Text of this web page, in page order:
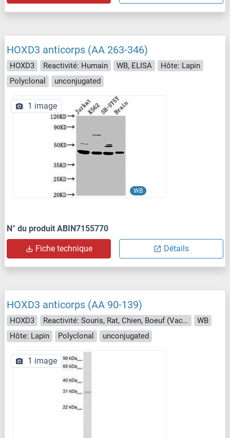
HOXD3 anticorps (AA 263-346)
HOXD3 Reactivité: Humain WB, ELISA
Hôte: Lapin
Polyclonal
unconjugated
WB
1 image
N° du produit ABIN7155770
Fiche technique Détails
HOXD3 anticorps (AA 90-139)
HOXD3 Reactivité: Souris, Rat, Chien, Boeuf (Vache), Cheval, Lapin
WB
Hôte: Lapin
Polyclonal unconjugated
1 image